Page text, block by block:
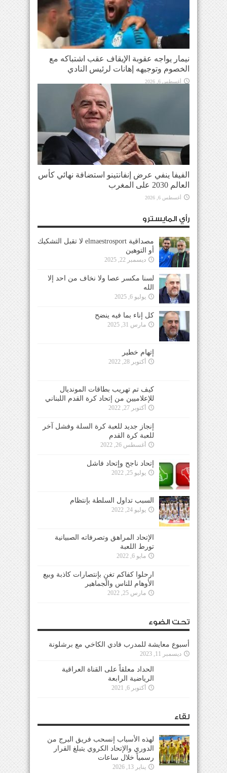
نيمار يواجه عقوبة الإيقاف عقب اشتباكه مع
الخصوم وتوجيهه إهانات لرئيس النادي
أغسطس 6, 2026
الفيفا ينفي عرض إنفانتينو استضافة نهائي كأس
العالم 2030 على المغرب
أغسطس 6, 2026
رأي المايسترو
مصداقية elmaestrosport لا تقبل التشكيك
أو التوهين
ديسمبر 22, 2025
لسنا مكسر عصا ولا نخاف من احد إلا
الله
يوليو 6, 2025
كل إناء بما فيه ينضح
مارس 31, 2025
إتهام خطير
أكتوبر 28, 2022
كيف تم تهريب بطاقات المونديال
للإعلاميين من إتحاد كرة القدم اللبناني
أكتوبر 27, 2022
إنجاز جديد للعبة كرة السلة وفشل آخر
للعبة كرة القدم
أغسطس 26, 2022
إتحاد ناجح وإتحاد فاشل
يوليو 25, 2022
السبب تداول السلطة بإنتظام
يوليو 24, 2022
الإتحاد المراهق وتصرفاته الصبيانية
تورط اللعبة
مايو 6, 2022
ارحلوا كفاكم تغنٍ بإنتصارات كاذبة وبيع
الأوهام للناس والجماهير
مارس 25, 2022
تحت الضوء
أسبوع معايشة للمدرب فادي الكاخي مع برشلونة
ديسمبر 11, 2023
الحداد معلقاً على القناة العراقية
الرياضية الرابعة
أكتوبر 6, 2021
لقاء
لهذه الأسباب إنسحب فريق البرج من
الدوري والإتحاد الكروي يتبلغ القرار
رسمياً خلال ساعات
يناير 13, 2026